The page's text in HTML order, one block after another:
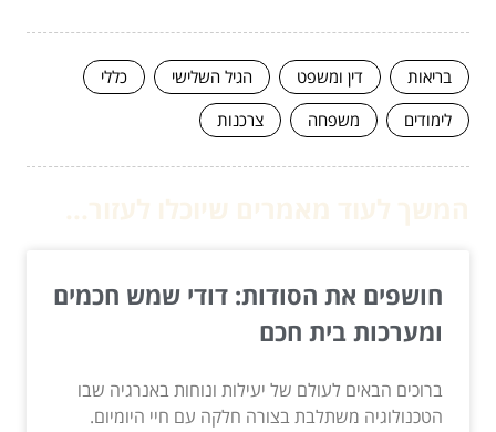
בריאות דין ומשפט הגיל השלישי
כללי
לימודים
משפחה צרכנות
חושפים את הסודות: דודי שמש חכמים
ומערכות בית חכם
ברוכים הבאים לעולם של יעילות ונוחות באנרגיה שבו
הטכנולוגיה משתלבת בצורה חלקה עם חיי היומיום.